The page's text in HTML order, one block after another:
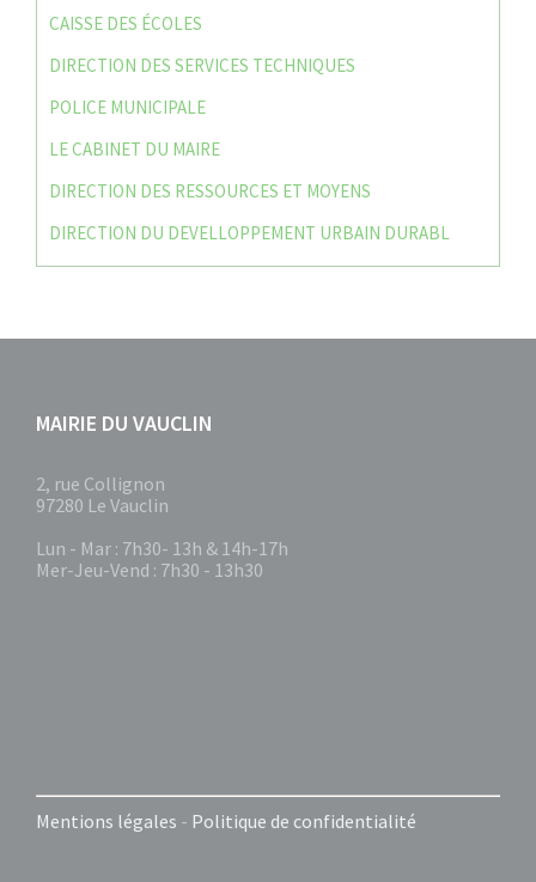
CAISSE DES ÉCOLES
DIRECTION DES SERVICES TECHNIQUES
POLICE MUNICIPALE
LE CABINET DU MAIRE
DIRECTION DES RESSOURCES ET MOYENS
DIRECTION DU DEVELLOPPEMENT URBAIN DURABL
MAIRIE DU VAUCLIN
2, rue Collignon
97280 Le Vauclin
Lun - Mar : 7h30- 13h & 14h-17h
Mer-Jeu-Vend : 7h30 - 13h30
Mentions légales - Politique de confidentialité